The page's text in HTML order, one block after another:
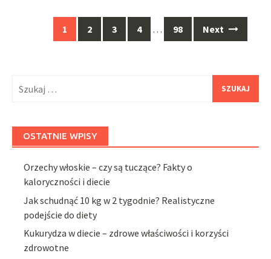
navigation
1 2 3 4 … 98 Next
OSTATNIE WPISY
Orzechy włoskie – czy są tuczące? Fakty o
kaloryczności i diecie
Jak schudnąć 10 kg w 2 tygodnie? Realistyczne
podejście do diety
Kukurydza w diecie – zdrowe właściwości i korzyści
zdrowotne